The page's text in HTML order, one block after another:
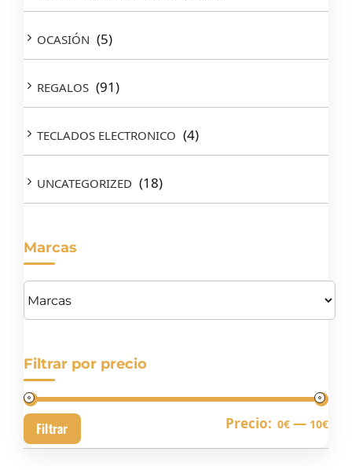
OCASIÓN (5)
REGALOS (91)
TECLADOS ELECTRONICO (4)
UNCATEGORIZED (18)
Marcas
Filtrar por precio
Filtrar Precio: 0€ — 10€